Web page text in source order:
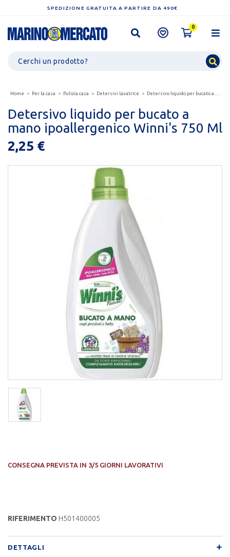
SPEDIZIONE GRATUITA A PARTIRE DA 490€
0
Home Per la casa Pulizia casa Detersivi lavatrice Detersivo liquido per bucato a mano ipoallergenico...
Detersivo liquido per bucato a
mano ipoallergenico Winni's 750 Ml
2,25 €
CONSEGNA PREVISTA IN 3/5 GIORNI LAVORATIVI
RIFERIMENTO H501400005
DETTAGLI